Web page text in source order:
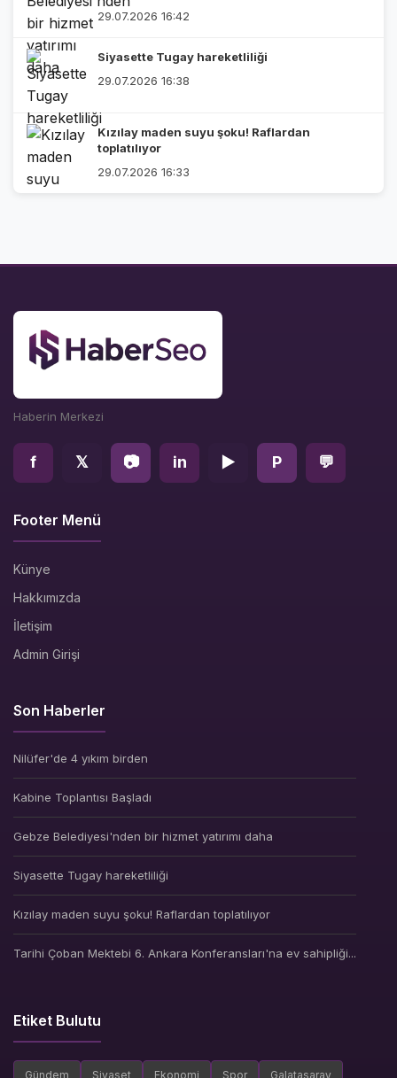
29.07.2026 16:42
Siyasette Tugay hareketliliği
29.07.2026 16:38
Kızılay maden suyu şoku! Raflardan
toplatılıyor
29.07.2026 16:33
Haberin Merkezi
f 𝕏 📷 in ▶ P 💬
Footer Menü
Künye
Hakkımızda
İletişim
Admin Girişi
Son Haberler
Nilüfer'de 4 yıkım birden
Kabine Toplantısı Başladı
Gebze Belediyesi'nden bir hizmet yatırımı daha
Siyasette Tugay hareketliliği
Kızılay maden suyu şoku! Raflardan toplatılıyor
Tarihi Çoban Mektebi 6. Ankara Konferansları'na ev sahipliği...
Etiket Bulutu
Gündem Siyaset Ekonomi Spor Galatasaray